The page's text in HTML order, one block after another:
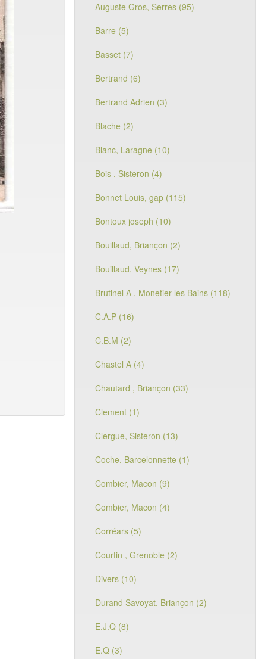
Auguste Gros, Serres (95)
Barre (5)
Basset (7)
Bertrand (6)
Bertrand Adrien (3)
Blache (2)
Blanc, Laragne (10)
Bois , Sisteron (4)
Bonnet Louis, gap (115)
Bontoux joseph (10)
Bouillaud, Briançon (2)
Bouillaud, Veynes (17)
Brutinel A , Monetier les Bains (118)
C.A.P (16)
C.B.M (2)
Chastel A (4)
Chautard , Briançon (33)
Clement (1)
Clergue, Sisteron (13)
Coche, Barcelonnette (1)
Combier, Macon (9)
Combier, Macon (4)
Corréars (5)
Courtin , Grenoble (2)
Divers (10)
Durand Savoyat, Briançon (2)
E.J.Q (8)
E.Q (3)